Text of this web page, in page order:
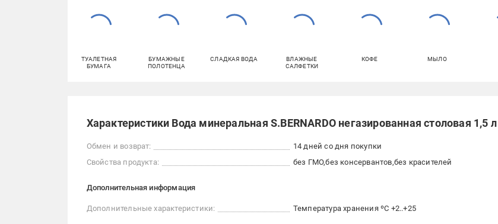
ТУАЛЕТНАЯ
БУМАГА
БУМАЖНЫЕ
ПОЛОТЕНЦА
СЛАДКАЯ ВОДА
ВЛАЖНЫЕ
САЛФЕТКИ
КОФЕ МЫЛО
Характеристики Вода минеральная S.BERNARDO негазированная столовая 1,5 л
Обмен и возврат:
14 дней со дня покупки
Свойства продукта:
без ГМО без консервантов без красителей
Дополнительная информация
Дополнительные характеристики: Температура хранения ºC +2..+25